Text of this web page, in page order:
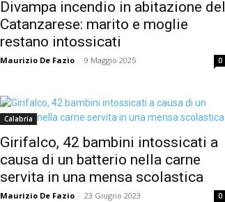
Divampa incendio in abitazione del
Catanzarese: marito e moglie
restano intossicati
Maurizio De Fazio - 9 Maggio 2025 0
Calabria
Girifalco, 42 bambini intossicati a
causa di un batterio nella carne
servita in una mensa scolastica
Maurizio De Fazio - 23 Giugno 2023 0